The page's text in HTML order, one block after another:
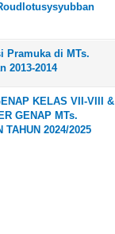
Pramuka di MTs.
2013-2014
KELAS VII-VIII &
GENAP MTs.
TAHUN 2024/2025